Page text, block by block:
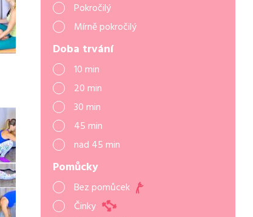
Pokročilý
Mírně pokročilý
Doba trvání
10 min
20 min
30 min
45 min
nad 45 min
Pomůcky
Bez pomůcek
Činky